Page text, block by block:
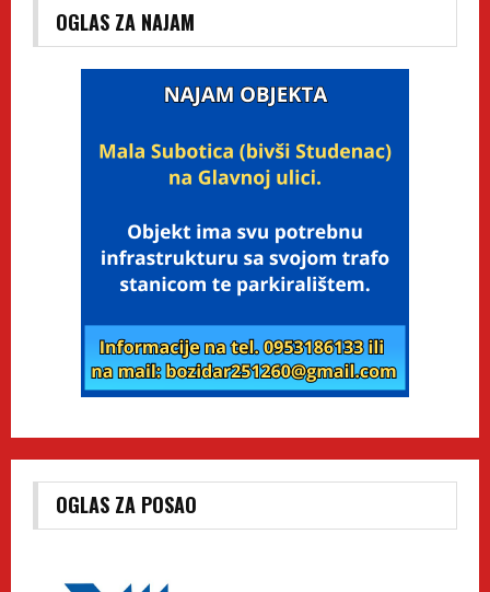
OGLAS ZA NAJAM
OGLAS ZA POSAO